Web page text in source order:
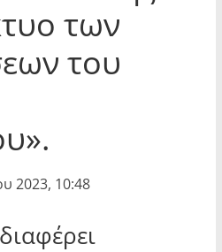
των
του
2023, 10:48